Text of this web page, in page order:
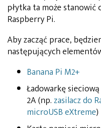
płytka ta może stanowić
Raspberry Pi.
Aby zacząć prace,
następujących
Banana Pi M2+
Ładowarkę
2A (np. zasilacz do
microUSB eXtreme)